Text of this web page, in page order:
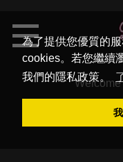
為了提供您優質的
cookies。若您繼續
我們的隱私政策。